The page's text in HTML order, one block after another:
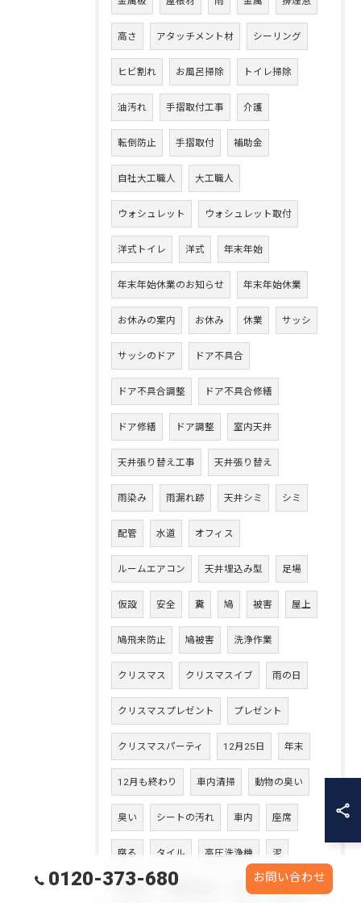
高さ アタッチメント材 シーリング
ヒビ割れ お風呂掃除 トイレ掃除
油汚れ 手摺取付工事 介護
転倒防止 手摺取付 補助金
自社大工職人 大工職人
ウォシュレット ウォシュレット取付
洋式トイレ 洋式 年末年始
年末年始休業のお知らせ 年末年始休業
お休みの案内 お休み 休業 サッシ
サッシのドア ドア不具合
ドア不具合調整 ドア不具合修繕
ドア修繕 ドア調整 室内天井
天井張り替え工事 天井張り替え
雨染み 雨漏れ跡 天井シミ シミ
配管 水道 オフィス
ルームエアコン 天井埋込み型 足場
仮設 安全 糞 鳩 被害 屋上
鳩飛来防止 鳩被害 洗浄作業
クリスマス クリスマスイブ 雨の日
クリスマスプレゼント プレゼント
クリスマスパーティ 12月25日 年末
12月も終わり 車内清掃 動物の臭い
臭い シートの汚れ 車内 座席
腐る タイル 高圧洗浄機 泥
太陽光 太陽光洗浄 砂埃
0120-373-680 お問い合わせ